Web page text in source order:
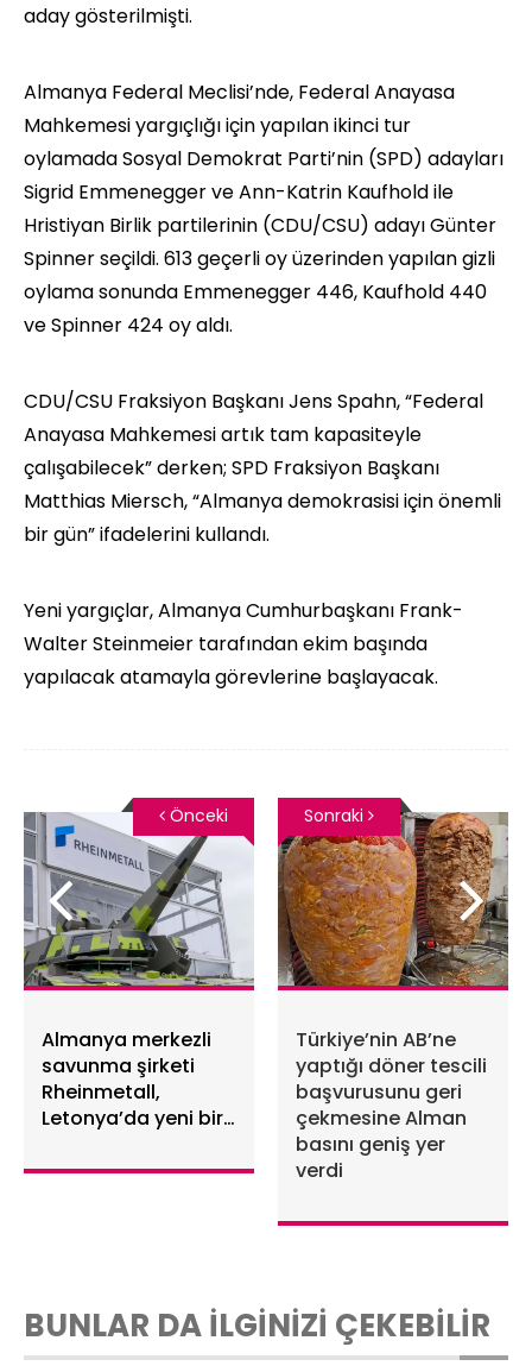
aday gösterilmişti.
Almanya Federal Meclisi’nde, Federal Anayasa
Mahkemesi yargıçlığı için yapılan ikinci tur
oylamada Sosyal Demokrat Parti’nin (SPD) adayları
Sigrid Emmenegger ve Ann-Katrin Kaufhold ile
Hristiyan Birlik partilerinin (CDU/CSU) adayı Günter
Spinner seçildi. 613 geçerli oy üzerinden yapılan gizli
oylama sonunda Emmenegger 446, Kaufhold 440
ve Spinner 424 oy aldı.
CDU/CSU Fraksiyon Başkanı Jens Spahn, “Federal
Anayasa Mahkemesi artık tam kapasiteyle
çalışabilecek” derken; SPD Fraksiyon Başkanı
Matthias Miersch, “Almanya demokrasisi için önemli
bir gün” ifadelerini kullandı.
Yeni yargıçlar, Almanya Cumhurbaşkanı Frank-
Walter Steinmeier tarafından ekim başında
yapılacak atamayla görevlerine başlayacak.
Almanya merkezli
savunma şirketi
Rheinmetall,
Letonya’da yeni bir
fabrikası kuracak
Önceki
Türkiye’nin AB’ne
yaptığı döner tescili
başvurusunu geri
çekmesine Alman
basını geniş yer
verdi
Sonraki
BUNLAR DA İLGİNİZİ ÇEKEBİLİR